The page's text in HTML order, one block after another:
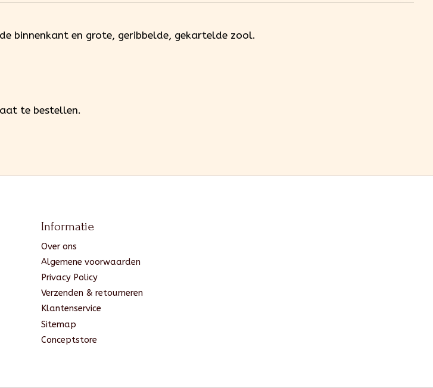
binnenkant en grote, geribbelde, gekartelde zool.
te bestellen.
Informatie
Over ons
Algemene voorwaarden
Privacy Policy
Verzenden & retourneren
Klantenservice
Sitemap
Conceptstore